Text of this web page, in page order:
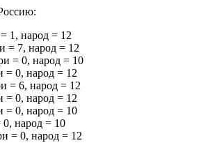
1, народ = 12
= 7, народ = 12
= 0, народ = 10
0, народ = 12
= 6, народ = 12
0, народ = 12
0, народ = 10
народ = 10
= 0, народ = 12